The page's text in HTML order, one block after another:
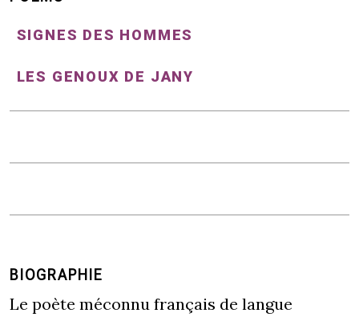
BIOGRAPHIE
Le poète méconnu français de langue
SIGNES DES HOMMES
LES GENOUX DE JANY